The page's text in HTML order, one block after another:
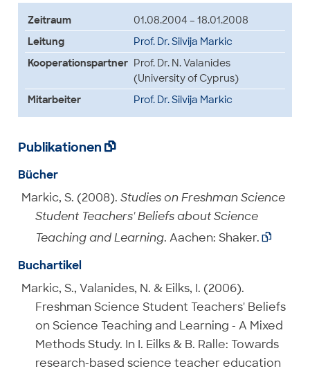
Zeitraum
01.08.2004 – 18.01.2008
Leitung
Prof. Dr. Silvija Markic
Kooperationspartner Prof. Dr. N. Valanides
(University of Cyprus)
Mitarbeiter
Prof. Dr. Silvija Markic
Publikationen 
Bücher
Markic, S. (2008). Studies on Freshman Science
Student Teachers' Beliefs about Science
Teaching and Learning. Aachen: Shaker. 
Buchartikel
Markic, S., Valanides, N. & Eilks, I. (2006).
Freshman Science Student Teachers' Beliefs
on Science Teaching and Learning - A Mixed
Methods Study. In I. Eilks & B. Ralle: Towards
research-based science teacher education